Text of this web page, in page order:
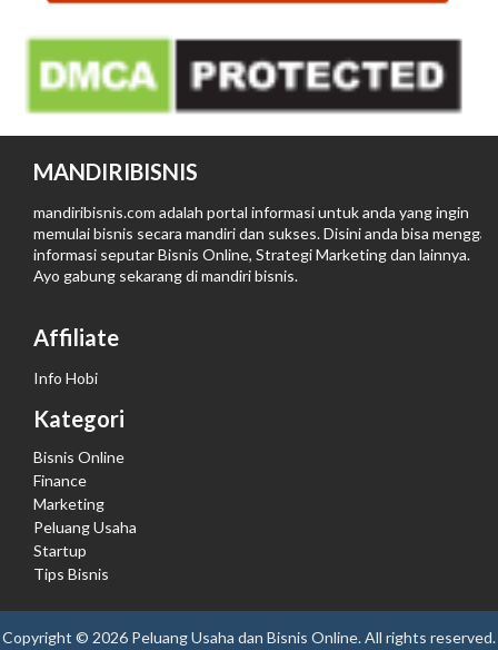
MANDIRIBISNIS
mandiribisnis.com adalah portal informasi untuk anda yang ingin
memulai bisnis secara mandiri dan sukses. Disini anda bisa menggali
informasi seputar Bisnis Online, Strategi Marketing dan lainnya.
Ayo gabung sekarang dimandiri bisnis.
Affiliate
Info Hobi
Kategori
Bisnis Online
Finance
Marketing
Peluang Usaha
Startup
Tips Bisnis
Copyright © 2026 Peluang Usaha dan Bisnis Online. All rights reserved.